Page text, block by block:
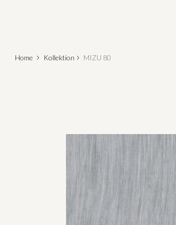
Home Kollektion MIZU 80